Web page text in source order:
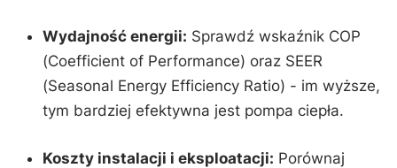
Wydajność energii: ‍Sprawdź wskaźnik COP
(Coefficient of Performance) oraz ⁢SEER⁤
(Seasonal Energy Efficiency Ratio) ⁢- im wyższe,
⁣tym bardziej efektywna jest‌ pompa ciepła.
Koszty instalacji i eksploatacji: Porównaj